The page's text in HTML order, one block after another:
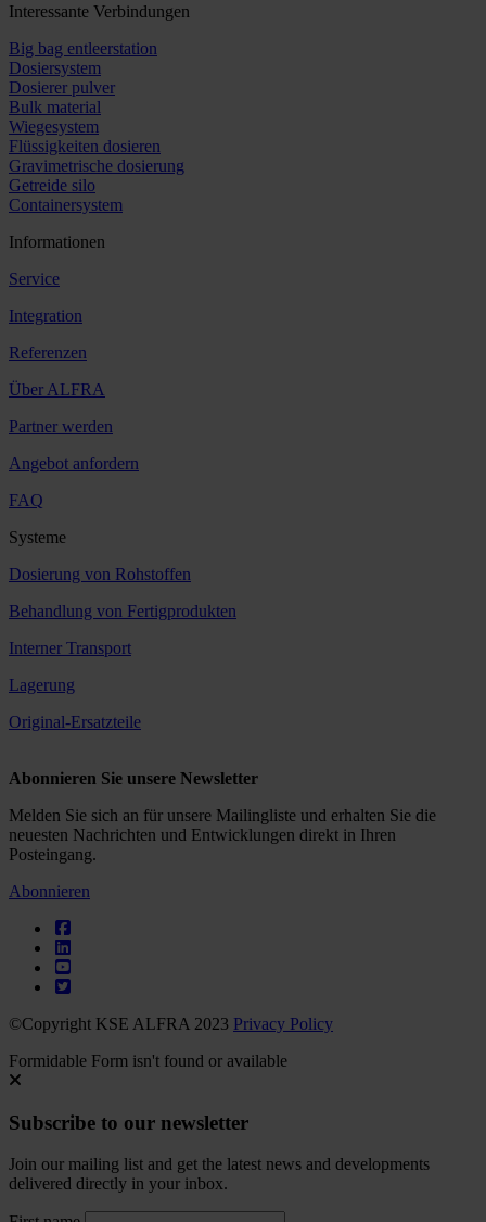
Interessante Verbindungen
Big bag entleerstation
Dosiersystem
Dosierer pulver
Bulk material
Wiegesystem
Flüssigkeiten dosieren
Gravimetrische dosierung
Getreide silo
Containersystem
Informationen
Service
Integration
Referenzen
Über ALFRA
Partner werden
Angebot anfordern
FAQ
Systeme
Dosierung von Rohstoffen
Behandlung von Fertigprodukten
Interner Transport
Lagerung
Original-Ersatzteile
Abonnieren Sie unsere Newsletter
Melden Sie sich an für unsere Mailingliste und erhalten Sie die
neuesten Nachrichten und Entwicklungen direkt in Ihren
Posteingang.
Abonnieren
©Copyright KSE ALFRA 2023 Privacy Policy
Formidable Form isn't found or available
Subscribe to our newsletter
Join our mailing list and get the latest news and developments
delivered directly in your inbox.